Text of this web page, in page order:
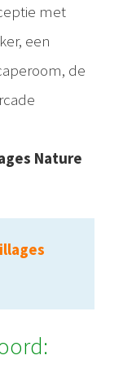
met
een
de
Nature